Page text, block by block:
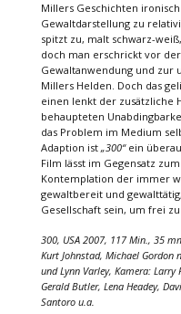
Millers Geschichten
Gewaltdarstellung zu
spitzt zu, malt schwarz-
doch man erschrickt vor
Gewaltanwendung und zur
Millers Helden. Doch das
einen lenkt der zusätzliche
behaupteten
das Problem im Medium
Adaption ist „300“ein
Film lässt im Gegensatz
Kontemplation der immer
gewaltbereit und
Gesellschaft sein, um frei
300, USA 2007, 117 Min., 35
Kurt Johnstad, Michael Gordon
und Lynn Varley, Kamera:
Gerald Butler, Lena Headey,
Santoro u.a.